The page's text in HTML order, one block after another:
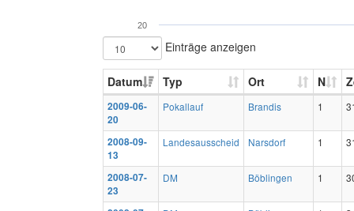
20
Einträge anzeigen
Datum Typ Ort N
2009-06-
20
Pokallauf Brandis 1
2008-09-
13
Landesausscheid Narsdorf 1
2008-07-
23
DM Böblingen 1